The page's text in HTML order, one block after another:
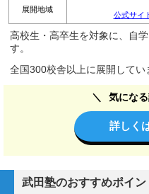
展開地域
公式サイ
高校生・高卒生を対象に、自
す。
全国300校舎以上に展開してい
気にな
詳しく
武田塾のおすすめポイン